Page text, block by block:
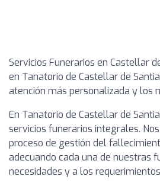
Servicios Funerarios en Castellar
en Tanatorio de Castellar de
atención más personalizada y los
En Tanatorio de Castellar de
servicios funerarios integrales.
proceso de gestión del
adecuando cada una de nuestras
necesidades y a los